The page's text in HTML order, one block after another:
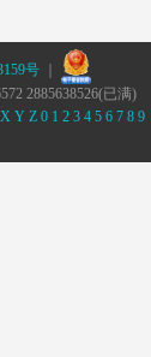
号｜
2885638526(已满)
X Y Z 0 1 2 3 4 5 6 7 8 9